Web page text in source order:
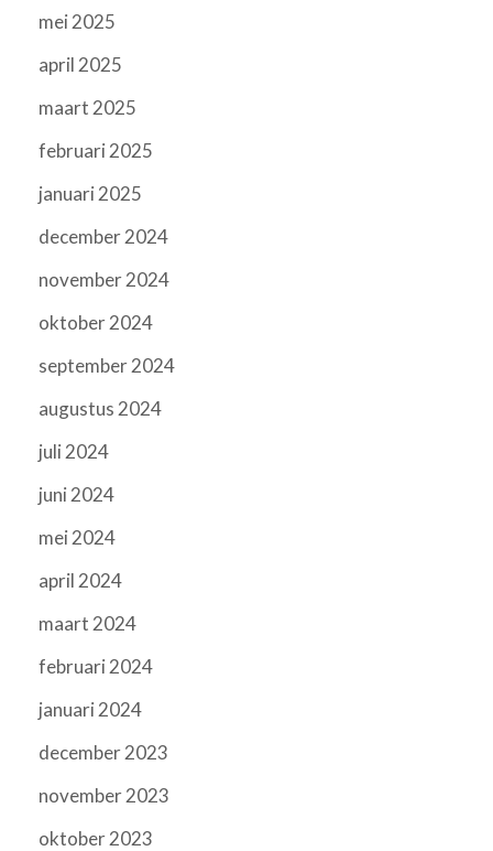
mei 2025
april 2025
maart 2025
februari 2025
januari 2025
december 2024
november 2024
oktober 2024
september 2024
augustus 2024
juli 2024
juni 2024
mei 2024
april 2024
maart 2024
februari 2024
januari 2024
december 2023
november 2023
oktober 2023